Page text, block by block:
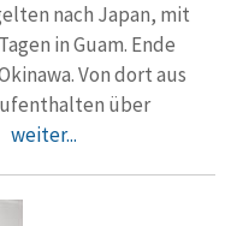
nach Japan, mit
in Guam. Ende
Von dort aus
über
weiter...